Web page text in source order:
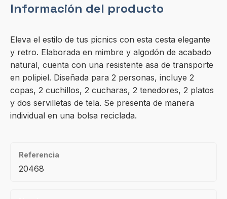
Información del producto
Eleva el estilo de tus picnics con esta cesta elegante
y retro. Elaborada en mimbre y algodón de acabado
natural, cuenta con una resistente asa de transporte
en polipiel. Diseñada para 2 personas, incluye 2
copas, 2 cuchillos, 2 cucharas, 2 tenedores, 2 platos
y dos servilletas de tela. Se presenta de manera
individual en una bolsa reciclada.
Referencia
20468